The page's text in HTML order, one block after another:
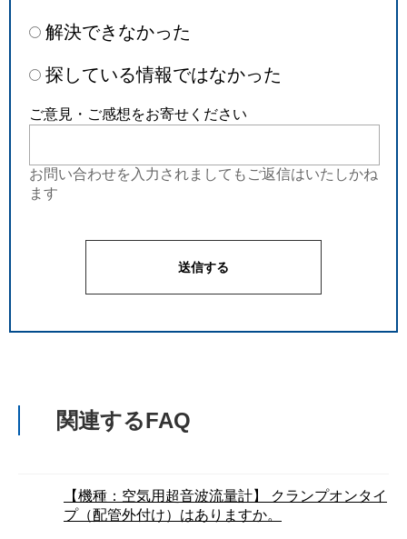
解決できなかった
探している情報ではなかった
ご意見・ご感想をお寄せください
お問い合わせを入力されましてもご返信はいたしかね
ます
関連するFAQ
【機種：空気用超音波流量計】 クランプオンタイ
プ（配管外付け）はありますか。